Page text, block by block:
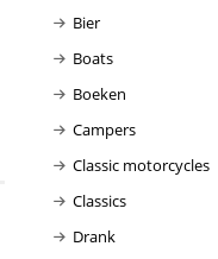
Bier
Boats
Boeken
Campers
Classic motorcycles
Classics
Drank